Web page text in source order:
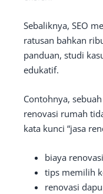
Sebaliknya, SEO
ratusan bahkan
panduan, studi
edukatif.
Contohnya,
renovasi rumah
kata kunci “jasa
biaya
tips memilih
renovasi